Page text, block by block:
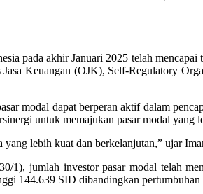
pada akhir Januari 2025 telah
Keuangan (OJK), Self-Regulatory
modal dapat berperan aktif dalam
untuk memajukan pasar modal yang
lebih kuat dan berkelanjutan,” ujar
1), jumlah investor pasar modal telah
144.639 SID dibandingkan